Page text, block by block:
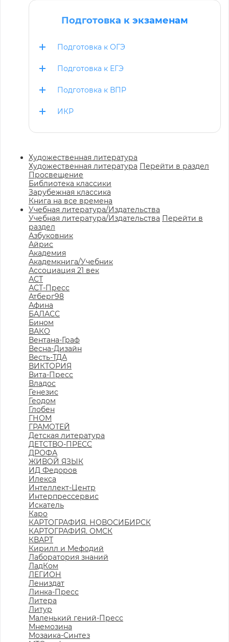
Подготовка к экзаменам
Подготовка к ОГЭ
Подготовка к ЕГЭ
Подготовка к ВПР
ИКР
Художественная литература
Художественная литература Перейти в раздел
Просвещение
Библиотека классики
Зарубежная классика
Книга на все времена
Учебная литература/Издательства
Учебная литература/Издательства Перейти в
раздел
Азбуковник
Айрис
Академия
Академкнига/Учебник
Ассоциация 21 век
АСТ
АСТ-Пресс
Атберг98
Афина
БАЛАСС
Бином
ВАКО
Вентана-Граф
Весна-Дизайн
Весть-ТДА
ВИКТОРИЯ
Вита-Пресс
Владос
Генезис
Геодом
Глобен
ГНОМ
ГРАМОТЕЙ
Детская литература
ДЕТСТВО-ПРЕСС
ДРОФА
ЖИВОЙ ЯЗЫК
ИД Федоров
Илекса
Интеллект-Центр
Интерпрессервис
Искатель
Каро
КАРТОГРАФИЯ. НОВОСИБИРСК
КАРТОГРАФИЯ. ОМСК
КВАРТ
Кирилл и Мефодий
Лаборатория знаний
ЛадКом
ЛЕГИОН
Лениздат
Линка-Пресс
Литера
Литур
Маленький гений-Пресс
Мнемозина
Мозаика-Синтез